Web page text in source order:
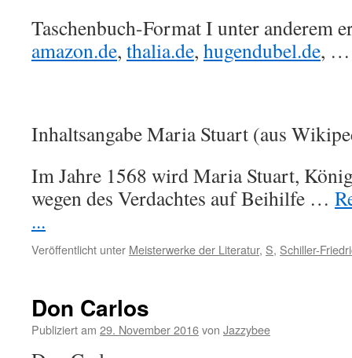
Taschenbuch-Format I unter anderem
amazon.de, thalia.de, hugendubel.de, …
Inhaltsangabe Maria Stuart (aus
Im Jahre 1568 wird Maria Stuart,
wegen des Verdachtes auf Beihilfe …
...
Veröffentlicht unter Meisterwerke der Literatur, S, Schiller-
Don Carlos
Publiziert am 29. November 2016von Jazzybee